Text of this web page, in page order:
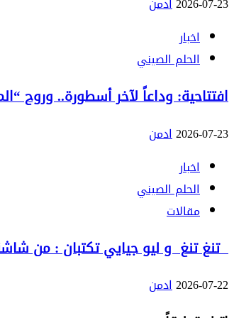
اخبار
الحلم الصيني
افتتاحية: وداعاً لآخر أسطورة.. وروح
2026-07-23ادمن
اخبار
الحلم الصيني
مقالات
تنغ تنغ و ليو جيايي تكتبان : من
2026-07-22ادمن